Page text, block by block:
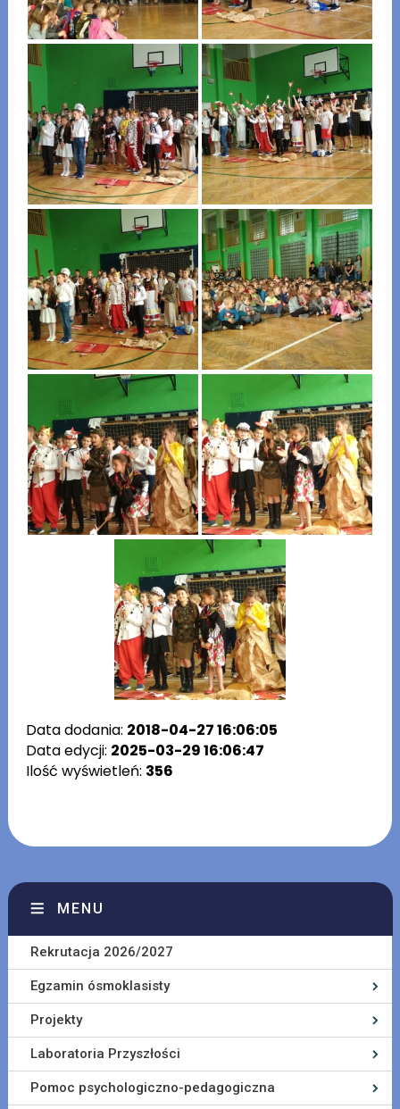
Data dodania: 2018-04-27 16:06:05
Data edycji: 2025-03-29 16:06:47
Ilość wyświetleń: 356
MENU
Rekrutacja 2026/2027
Egzamin ósmoklasisty
Projekty
Laboratoria Przyszłości
Pomoc psychologiczno-pedagogiczna